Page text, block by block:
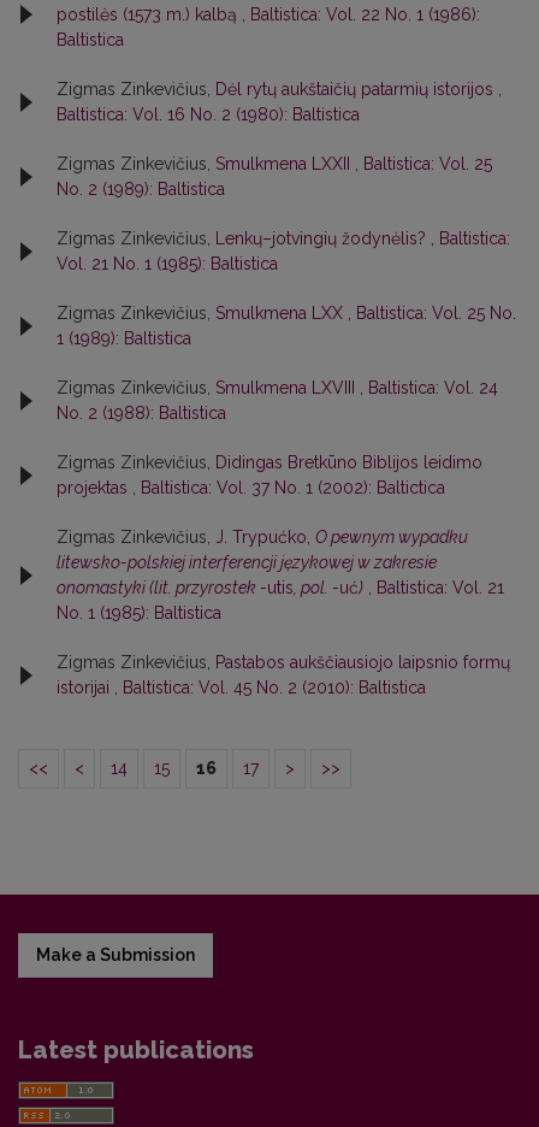
postilės (1573 m.) kalbą
Baltistica: Vol. 22 No. 1 (1986):
Baltistica
Zigmas Zinkevičius, Dėl rytų aukštaičių patarmių istorijos
Baltistica: Vol. 16 No. 2 (1980): Baltistica
Zigmas Zinkevičius, Smulkmena LXXII
Baltistica: Vol. 25
No. 2 (1989): Baltistica
Zigmas Zinkevičius, Lenkų–jotvingių žodynėlis?
Baltistica:
Vol. 21 No. 1 (1985): Baltistica
Zigmas Zinkevičius, Smulkmena LXX
Baltistica: Vol. 25 No.
1 (1989): Baltistica
Zigmas Zinkevičius, Smulkmena LXVIII
Baltistica: Vol. 24
No. 2 (1988): Baltistica
Zigmas Zinkevičius,
Didingas Bretkūno Biblijos leidimo
projektas
Baltistica: Vol. 37 No. 1 (2002): Baltictica
Zigmas Zinkevičius, J. Trypućko, O pewnym wypadku
litewsko-polskiej interferencji językowej w zakresie
onomastyki (lit. przyrostek -utis , pol. -uć)
Baltistica: Vol. 21
No. 1 (1985): Baltistica
Zigmas Zinkevičius,
Pastabos aukščiausiojo laipsnio formų
istorijai
Baltistica: Vol. 45 No. 2 (2010): Baltistica
<< < 14 15 16 17 > >>
Make a Submission
Latest publications